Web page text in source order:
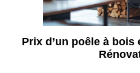
Prix d’un poêle à bois